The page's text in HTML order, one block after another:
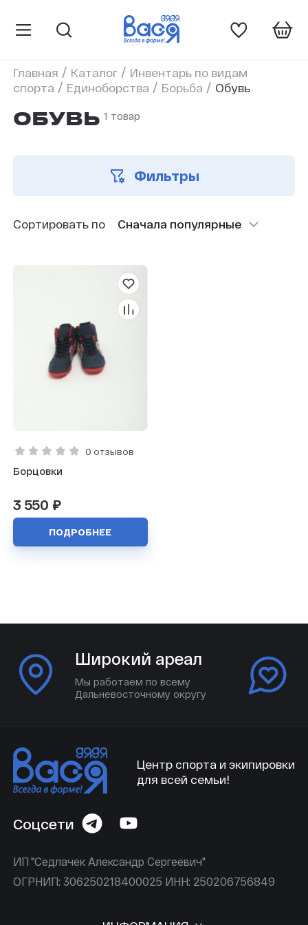
Главная / Каталог/ Инвентарь по видам
спорта / Единоборства / Борьба / Обувь
ОБУВЬ 1 товар
Фильтры
Сортировать по Сначала популярные
0 отзывов
Борцовки
3 550 ₽
ПОДРОБНЕЕ
Широкий ареал
Мы работаем по всему
Дальневосточному округу
Центр спорта и экипировки
для всей семьи!
ИП "Седлачек Александр Сергеевич"
ОГРНИП: 306250218400025 ИНН: 250206756849
Соцсети